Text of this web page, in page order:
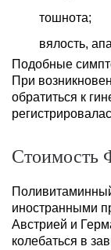
тошнота;
вялость,
Подобные
При
обратиться к
Стоимость
иностранными
Австрией и
колебаться в